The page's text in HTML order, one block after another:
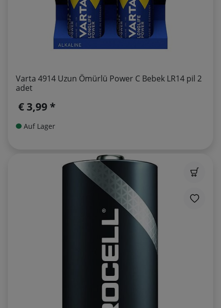
Varta 4914 Uzun Ömürlü Power C Bebek LR14 pil 2
adet
€ 3,99 *
Auf Lager